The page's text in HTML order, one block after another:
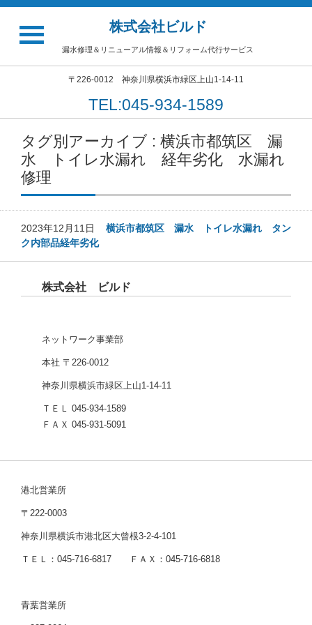
株式会社ビルド
漏水修理＆リニューアル情報＆リフォーム代行サービス
〒226-0012 神奈川県横浜市緑区上山1-14-11
TEL:045-934-1589
タグ別アーカイブ : 横浜市都筑区 漏
水 トイレ水漏れ 経年劣化 水漏れ
修理
2023年12月11日 横浜市都筑区 漏水 トイレ水漏れ タン
ク内部品経年劣化
株式会社 ビルド
ネットワーク事業部
本社 〒226-0012
神奈川県横浜市緑区上山1-14-11
ＴＥＬ 045-934-1589
ＦＡＸ 045-931-5091
港北営業所
〒222-0003
神奈川県横浜市港北区大曾根3-2-4-101
ＴＥＬ：045-716-6817 ＦＡＸ：045-716-6818
青葉営業所